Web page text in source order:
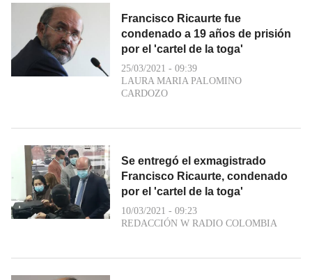
Francisco Ricaurte fue
condenado a 19 años de prisión
por el 'cartel de la toga'
25/03/2021 - 09:39
LAURA MARIA PALOMINO
CARDOZO
Se entregó el exmagistrado
Francisco Ricaurte, condenado
por el 'cartel de la toga'
10/03/2021 - 09:23
REDACCIÓN W RADIO COLOMBIA